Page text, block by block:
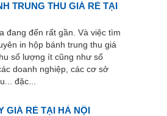
TRUNG THU GIÁ RẺ TẠI
đang đến rất gần. Và việc tìm
in hộp bánh trung thu giá
số lượng ít cũng như số
doanh nghiệp, các cơ sở
đặc...
GIÁ RẺ TẠI HÀ NỘI